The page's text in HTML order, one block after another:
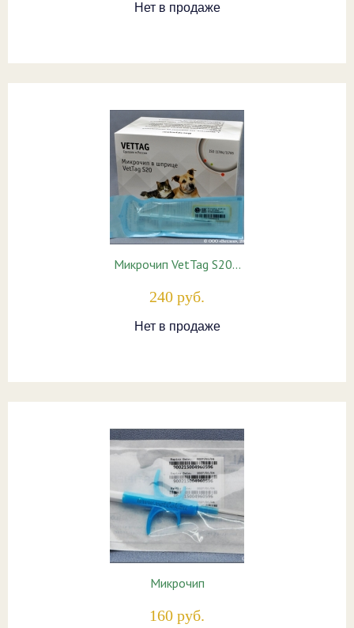
Нет в продаже
Микрочип VetTag S20…
240 руб.
Нет в продаже
Микрочип
160 руб.